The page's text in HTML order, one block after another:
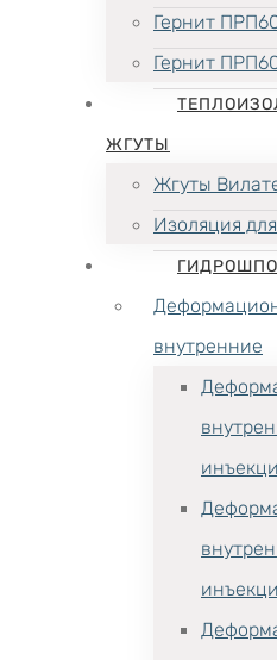
Гернит
Гернит
ЖГУТЫ
Жгуты
Изоляция
внутренние